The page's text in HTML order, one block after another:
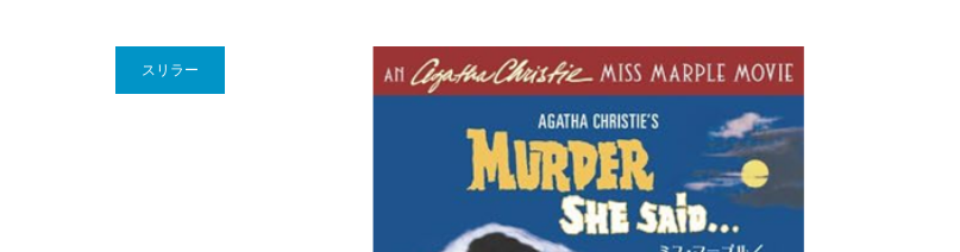
スリラー